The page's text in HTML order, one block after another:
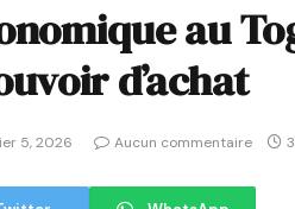
au
d’achat
5, 2026 Aucun commentaire